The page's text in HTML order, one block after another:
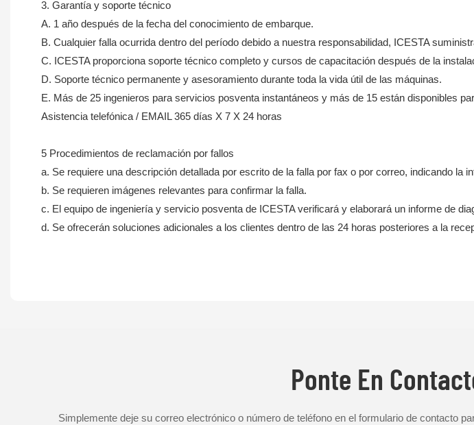
3. Garantía y soporte técnico
A. 1 año después de la fecha del conocimiento de embarque.
B. Cualquier falla ocurrida dentro del período debido a nuestra responsabilidad, ICESTA
C. ICESTA proporciona soporte técnico completo y cursos de capacitación después de la
D. Soporte técnico permanente y asesoramiento durante toda la vida útil de las máquinas.
E. Más de 25 ingenieros para servicios posventa instantáneos y más de 15 están disponibles
Asistencia telefónica / EMAIL 365 días X 7 X 24 horas
5 Procedimientos de reclamación por fallos
a. Se requiere una descripción detallada por escrito de la falla por fax o por correo, indicando la
b. Se requieren imágenes relevantes para confirmar la falla.
c. El equipo de ingeniería y servicio posventa de ICESTA verificará y elaborará un informe de
d. Se ofrecerán soluciones adicionales a los clientes dentro de las 24 horas posteriores a la
Ponte En
Simplemente deje su correo electrónico o número de teléfono en el formulario de contacto